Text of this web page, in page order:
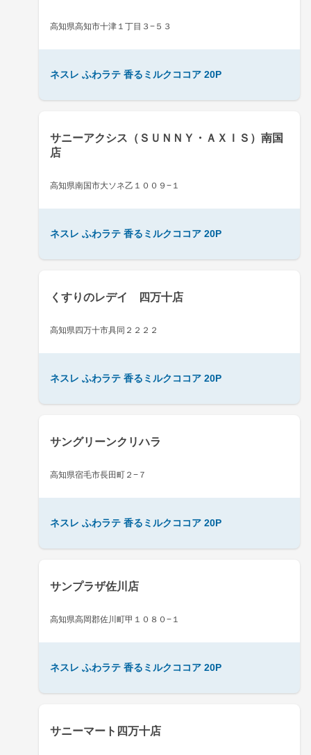
高知県高知市十津１丁目３−５３
ネスレ ふわラテ 香るミルクココア 20P
サニーアクシス（ＳＵＮＮＹ・ＡＸＩＳ）南国
店
高知県南国市大ソネ乙１００９−１
ネスレ ふわラテ 香るミルクココア 20P
くすりのレデイ 四万十店
高知県四万十市具同２２２２
ネスレ ふわラテ 香るミルクココア 20P
サングリーンクリハラ
高知県宿毛市長田町２−７
ネスレ ふわラテ 香るミルクココア 20P
サンプラザ佐川店
高知県高岡郡佐川町甲１０８０−１
ネスレ ふわラテ 香るミルクココア 20P
サニーマート四万十店